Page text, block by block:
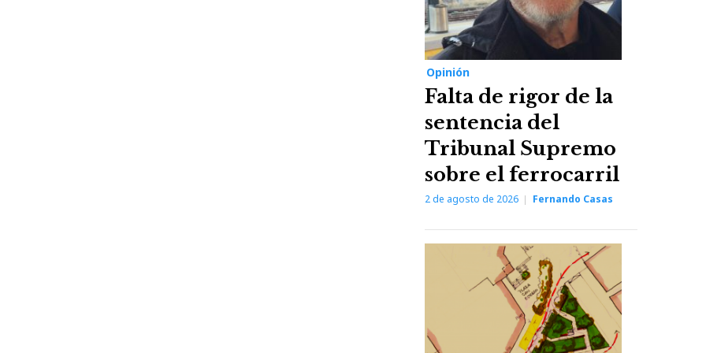
Opinión
Falta de rigor de la
sentencia del
Tribunal Supremo
sobre el ferrocarril
2 de agosto de 2026 Fernando Casas